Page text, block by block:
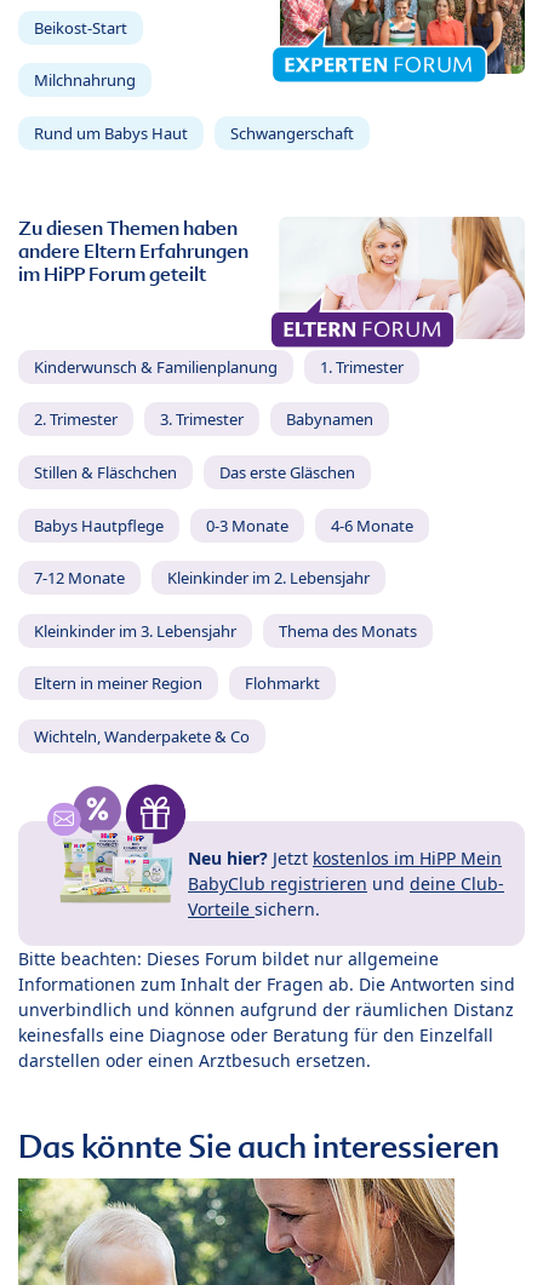
Beikost-Start
Milchnahrung
Rund um Babys Haut Schwangerschaft
Zu diesen Themen haben
andere Eltern Erfahrungen
im HiPP Forum geteilt
Kinderwunsch & Familienplanung 1. Trimester
2. Trimester 3. Trimester Babynamen
Stillen & Fläschchen Das erste Gläschen
Babys Hautpflege 0-3 Monate 4-6 Monate
7-12 Monate Kleinkinder im 2. Lebensjahr
Kleinkinder im 3. Lebensjahr Thema des Monats
Eltern in meiner Region Flohmarkt
Wichteln, Wanderpakete & Co
Neu hier? Jetzt kostenlos im HiPP Mein
BabyClub registrieren und deine Club-
Vorteile sichern.
Bitte beachten: Dieses Forum bildet nur allgemeine
Informationen zum Inhalt der Fragen ab. Die Antworten sind
unverbindlich und können aufgrund der räumlichen Distanz
keinesfalls eine Diagnose oder Beratung für den Einzelfall
darstellen oder einen Arztbesuch ersetzen.
Das könnte Sie auch interessieren